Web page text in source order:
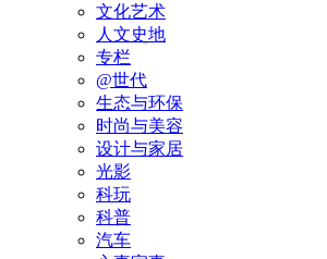
文化艺术
人文史地
专栏
@世代
生态与环保
时尚与美容
设计与家居
光影
科玩
科普
汽车